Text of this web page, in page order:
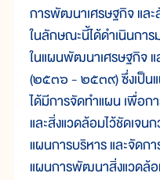
การพัฒนาเศรษฐกิจ และ
ในลักษณะนี้ได้ดำเนินก
ในแผนพัฒนาเศรษฐกิจ
(๒๕๓๖ - ๒๕๓๙) ซึ่งเป็น
ได้มีการจัดทำแผน เพื่อ
และสิ่งแวดล้อมไว้ชัดเจน
แผนการบริหาร และจัดก
แผนการพัฒนาสิ่งแวดล้